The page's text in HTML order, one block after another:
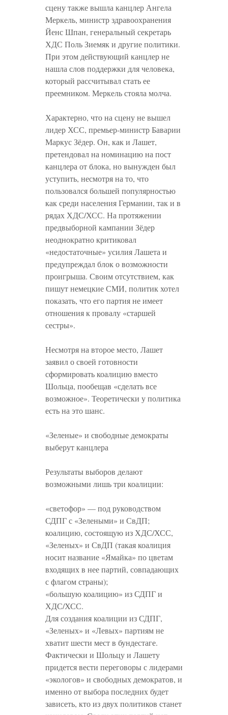
сцену также вышла канцлер Ангела
Меркель, министр здравоохранения
Йенс Шпан, генеральный секретарь
ХДС Поль Зиемяк и другие политики.
При этом действующий канцлер не
нашла слов поддержки для человека,
который рассчитывал стать ее
преемником. Меркель стояла молча.
Характерно, что на сцену не вышел
лидер ХСС, премьер-министр Баварии
Маркус Зёдер. Он, как и Лашет,
претендовал на номинацию на пост
канцлера от блока, но вынужден был
уступить, несмотря на то, что
пользовался большей популярностью
как среди населения Германии, так и в
рядах ХДС/ХСС. На протяжении
предвыборной кампании Зёдер
неоднократно критиковал
«недостаточные» усилия Лашета и
предупреждал блок о возможности
проигрыша. Своим отсутствием, как
пишут немецкие СМИ, политик хотел
показать, что его партия не имеет
отношения к провалу «старшей
сестры».
Несмотря на второе место, Лашет
заявил о своей готовности
сформировать коалицию вместо
Шольца, пообещав «сделать все
возможное». Теоретически у политика
есть на это шанс.
«Зеленые» и свободные демократы
выберут канцлера
Результаты выборов делают
возможными лишь три коалиции:
«светофор» — под руководством
СДПГ с «Зелеными» и СвДП;
коалицию, состоящую из ХДС/ХСС,
«Зеленых» и СвДП (такая коалиция
носит название «Ямайка» по цветам
входящих в нее партий, совпадающих
с флагом страны);
«большую коалицию» из СДПГ и
ХДС/ХСС.
Для создания коалиции из СДПГ,
«Зеленых» и «Левых» партиям не
хватит шести мест в бундестаге.
Фактически и Шольцу и Лашету
придется вести переговоры с лидерами
«экологов» и свободных демократов, и
именно от выбора последних будет
зависеть, кто из двух политиков станет